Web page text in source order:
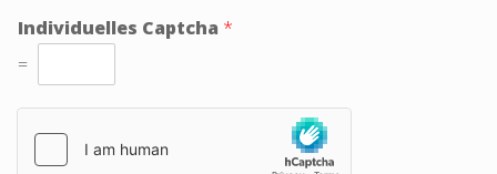
Individuelles Captcha *
=